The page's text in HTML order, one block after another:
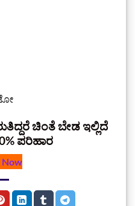
ಚಿಂತೆ ಬೇಡ ಇಲ್ಲಿದೆ
ಪರಿಹಾರ
Now